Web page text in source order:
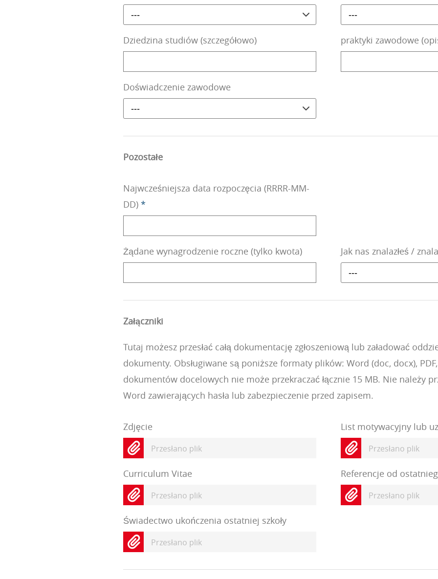
--- ---
Dziedzina studiów (szczegółowo) praktyki zawodowe
Doświadczenie zawodowe
---
Pozostałe
Najwcześniejsza data rozpoczęcia (RRRR-MM-
DD) *
Żądane wynagrodzenie roczne (tylko kwota) Jak nas znalazłeś /
---
Załączniki
Tutaj możesz przesłać całą dokumentację zgłoszeniową lub załadować
dokumenty. Obsługiwane są poniższe formaty plików: Word (doc, docx), PDF,
dokumentów docelowych nie może przekraczać łącznie 15 MB. Nie należy
Word zawierających hasła lub zabezpieczenie przed zapisem.
Zdjęcie
Przesłano plik
List motywacyjny lub
Przesłano plik
Curriculum Vitae
Przesłano plik
Referencje od
Przesłano plik
Świadectwo ukończenia ostatniej szkoły
Przesłano plik